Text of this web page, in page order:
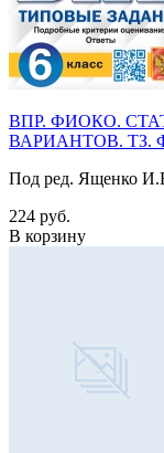
ВПР. ФИОКО.
ВАРИАНТОВ. ТЗ.
Под ред. Ященко
224 руб.
В корзину